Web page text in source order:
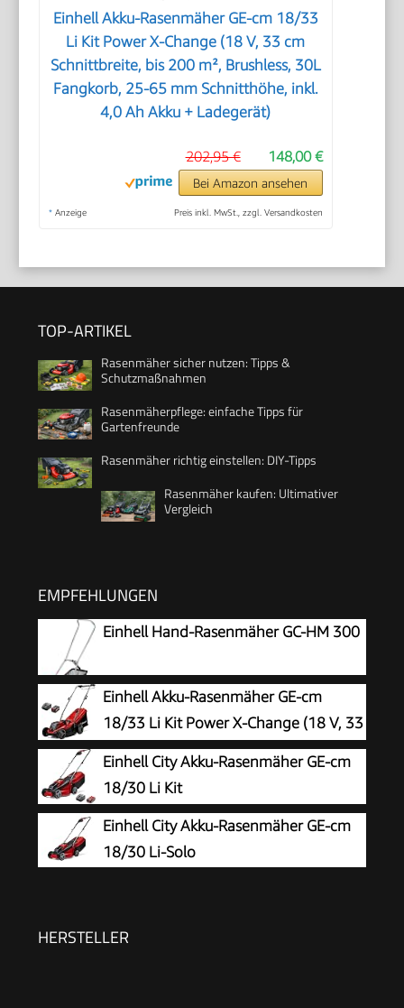
Einhell Akku-Rasenmäher GE-cm 18/33
Li Kit Power X-Change (18 V, 33 cm
Schnittbreite, bis 200 m², Brushless, 30L
Fangkorb, 25-65 mm Schnitthöhe, inkl.
4,0 Ah Akku + Ladegerät)
148,00 €
202,95 €
Bei Amazon ansehen
* Anzeige Preis inkl. MwSt., zzgl. Versandkosten
TOP-ARTIKEL
Rasenmäher sicher nutzen: Tipps &
Schutzmaßnahmen
Rasenmäherpflege: einfache Tipps für
Gartenfreunde
Rasenmäher richtig einstellen: DIY-Tipps
Rasenmäher kaufen: Ultimativer
Vergleich
EMPFEHLUNGEN
Einhell Hand-Rasenmäher GC-HM 300
Einhell Akku-Rasenmäher GE-cm
18/33 Li Kit Power X-Change (18 V, 33
cm Schnittbreite, bis 200 m²,
Brushless, 30L Fangkorb, 25-65 mm
Schnitthöhe, inkl. 4,0 Ah Akku + Ladegerät)
Einhell City Akku-Rasenmäher GE-cm
18/30 Li Kit
Einhell City Akku-Rasenmäher GE-cm
18/30 Li-Solo
HERSTELLER